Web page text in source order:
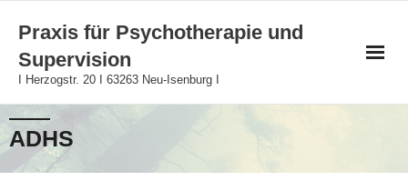
content
Praxis für Psychotherapie und
Supervision
I Herzogstr. 20 I 63263 Neu-Isenburg I
ADHS